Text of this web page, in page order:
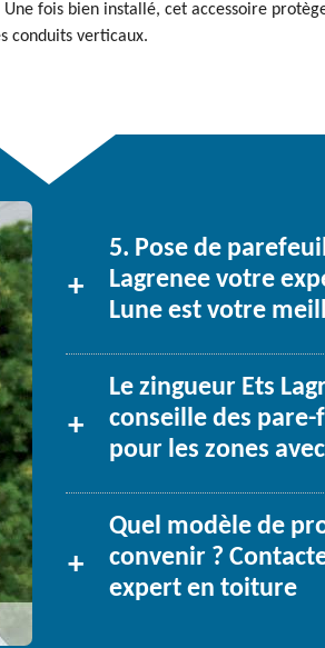
fois bien installé, cet accessoire
conduits verticaux.
5. Pose de
Lagrenee votre
Lune est votre
Le zingueur Ets
conseille des
pour les zones
Quel modèle de
convenir ?
expert en toiture